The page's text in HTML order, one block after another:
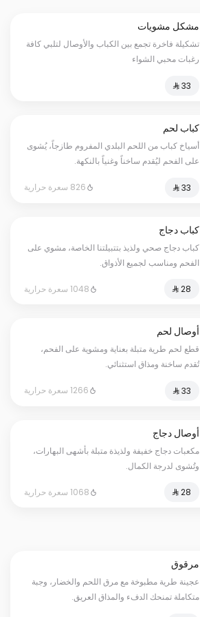
مشكل مشويات
تشكيلة فاخرة تجمع بين الكباب والأوصال لتلبي كافة
رغبات محبي الشواء
كباب لحم
أسياخ كباب من اللحم البلدي المفروم طازجاً، يُشوى
على الفحم ليُقدم ساخناً وغنياً بالنكهة.
826 سعرة حرارية
كباب دجاج
كباب دجاج صحي ولذيذ بتتبيلتنا الخاصة، مشوي على
الفحم ومناسب لجميع الأذواق.
1048 سعرة حرارية
أوصال لحم
قطع لحم طرية متبلة بعناية ومشوية على الفحم،
تُقدم ساخنة ومذاق استثنائي.
1266 سعرة حرارية
أوصال دجاج
مكعبات دجاج خفيفة ولذيذة متبلة بأشهى البهارات،
وتُشوى لدرجة الكمال.
1068 سعرة حرارية
مرقوق
عجينة طرية مطبوخة مع مرق اللحم والخضار، وجبة
متكاملة تمنحك الدفء والمذاق العريق.